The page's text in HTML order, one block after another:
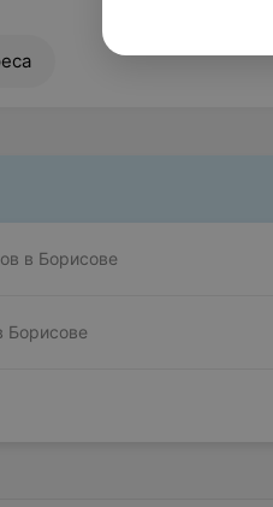
в Борисове
Борисове